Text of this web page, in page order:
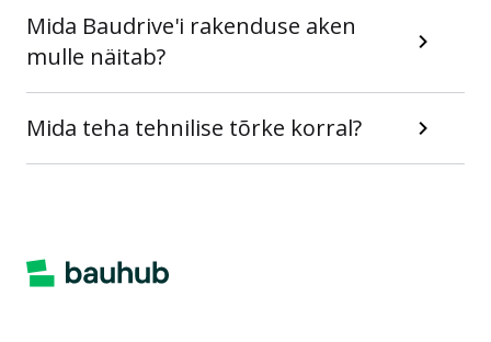
Mida Baudrive'i rakenduse aken
mulle näitab?
Mida teha tehnilise tõrke korral?